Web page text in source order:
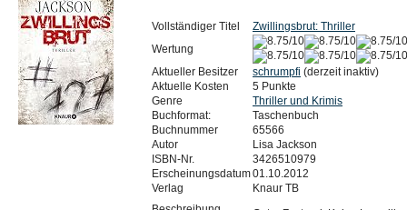
Vollständiger Titel
Zwillingsbrut: Thriller
Wertung
Aktueller Besitzer
schrumpfi (derzeit inaktiv)
Aktuelle Kosten
5 Punkte
Genre
Thriller und Krimis
Buchformat:
Taschenbuch
Buchnummer
65566
Autor
Lisa Jackson
ISBN-Nr.
3426510979
Erscheinungsdatum01.10.2012
Verlag
Knaur TB